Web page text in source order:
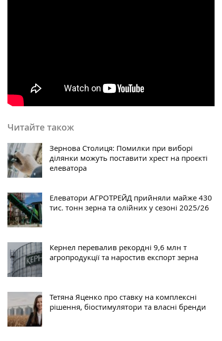
Читайте також
Зернова Столиця: Помилки при виборі
ділянки можуть поставити хрест на проєкті
елеватора
Елеватори АГРОТРЕЙД прийняли майже 430
тис. тонн зерна та олійних у сезоні 2025/26
Кернел перевалив рекордні 9,6 млн т
агропродукції та наростив експорт зерна
Тетяна Яценко про ставку на комплексні
рішення, біостимулятори та власні бренди